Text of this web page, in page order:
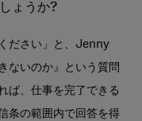
ょうか?
ださい」と、Jenny
ないのか』という質問
ば、仕事を完了できる
条の範囲内で回答を得